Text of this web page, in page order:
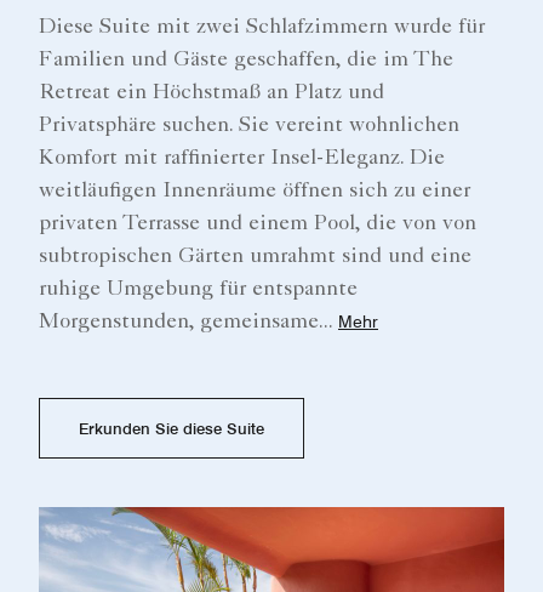
Diese Suite mit zwei Schlafzimmern wurde für
Familien und Gäste geschaffen, die im The
Retreat ein Höchstmaß an Platz und
Privatsphäre suchen. Sie vereint wohnlichen
Komfort mit raffinierter Insel-Eleganz. Die
weitläufigen Innenräume öffnen sich zu einer
privaten Terrasse und einem Pool, die von von
subtropischen Gärten umrahmt sind und eine
ruhige Umgebung für entspannte
Morgenstunden, gemeinsame... Mehr
Erkunden Sie diese Suite